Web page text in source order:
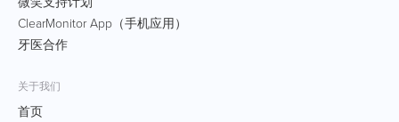
ClearMonitor App（手机应用）
牙医合作
关于我们
首页